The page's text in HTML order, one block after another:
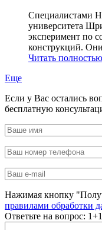
Специалистами
университета
эксперимент по
конструкций.
Читать полностью
Еще
Если у Вас остались
бесплатную
Нажимая кнопку
правилами обработки
Ответьте на вопрос: